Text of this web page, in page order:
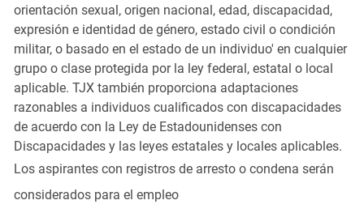
orientación sexual, origen nacional, edad, discapacidad,
expresión e identidad de género, estado civil o condición
militar, o basado en el estado de un individuo' en cualquier
grupo o clase protegida por la ley federal, estatal o local
aplicable. TJX también proporciona adaptaciones
razonables a individuos cualificados con discapacidades
de acuerdo con la Ley de Estadounidenses con
Discapacidades y las leyes estatales y locales aplicables.
Los aspirantes con registros de arresto o condena serán
considerados para el empleo